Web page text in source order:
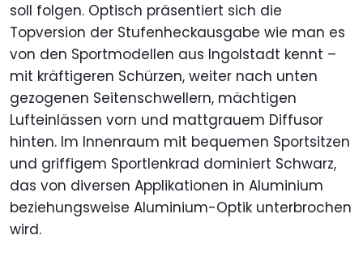
soll folgen. Optisch präsentiert sich die
Topversion der Stufenheckausgabe wie man es
von den Sportmodellen aus Ingolstadt kennt –
mit kräftigeren Schürzen, weiter nach unten
gezogenen Seitenschwellern, mächtigen
Lufteinlässen vorn und mattgrauem Diffusor
hinten. Im Innenraum mit bequemen Sportsitzen
und griffigem Sportlenkrad dominiert Schwarz,
das von diversen Applikationen in Aluminium
beziehungsweise Aluminium-Optik unterbrochen
wird.